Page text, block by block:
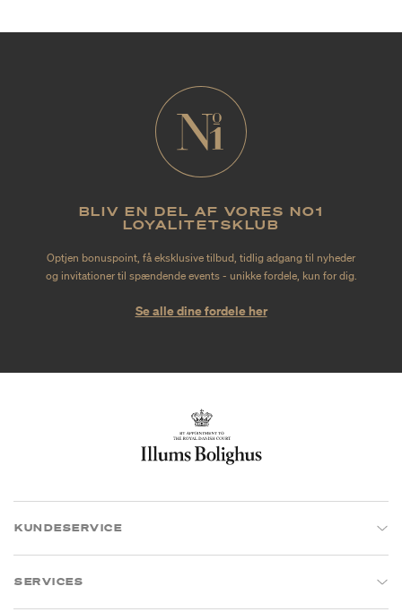
BLIV EN DEL AF VORES NO1
LOYALITETSKLUB
Optjen bonuspoint, få eksklusive tilbud, tidlig adgang til nyheder
og invitationer til spændende events - unikke fordele, kun for dig.
Se alle dine fordele her
KUNDESERVICE
SERVICES